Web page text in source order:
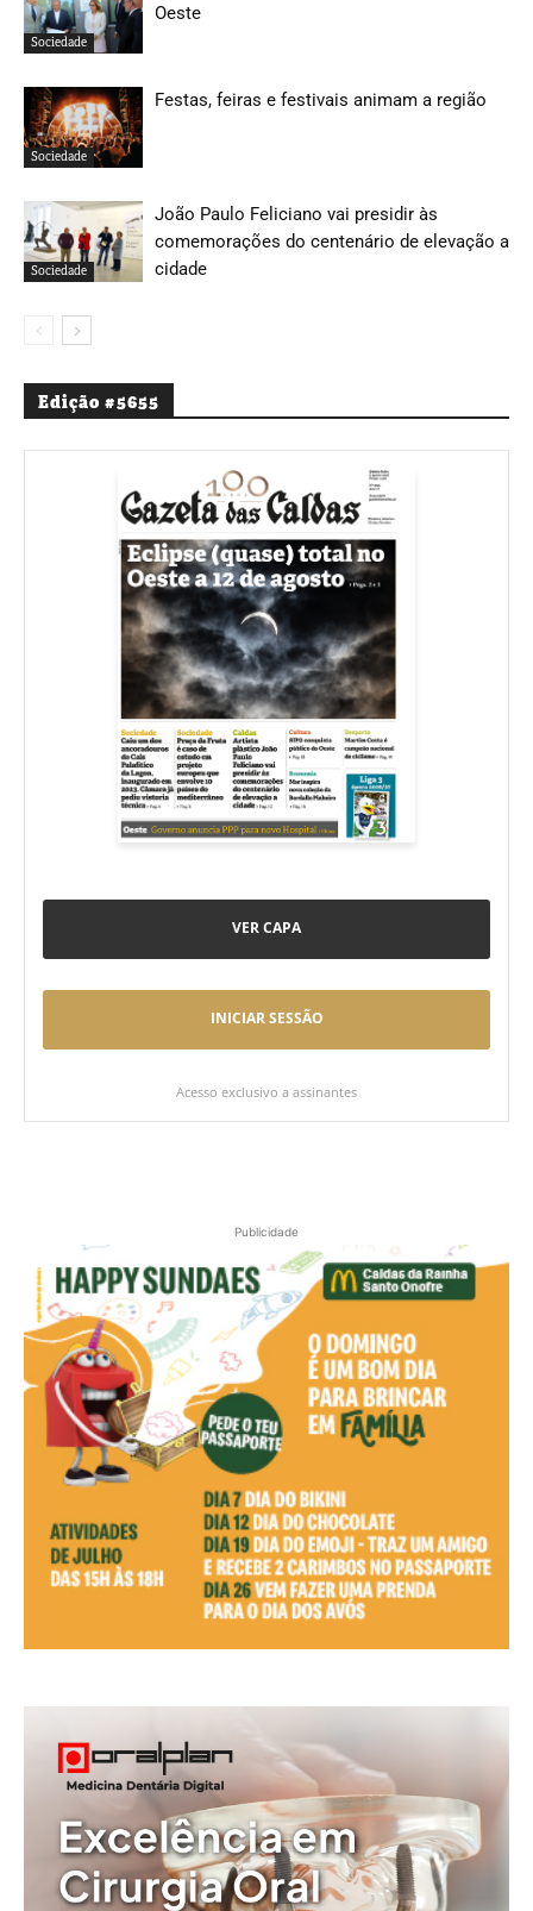
Sociedade
Oeste
Sociedade
Festas, feiras e festivais animam a região
Sociedade
João Paulo Feliciano vai presidir às
comemorações do centenário de elevação a
cidade
Edição #5655
VER CAPA
INICIAR SESSÃO
Acesso exclusivo a assinantes
Publicidade